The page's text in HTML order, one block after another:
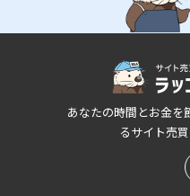
あなたの時間とお金を
るサイト売